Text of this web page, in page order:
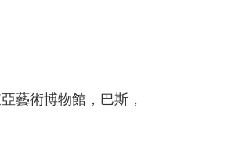
藝術博物館，巴斯，